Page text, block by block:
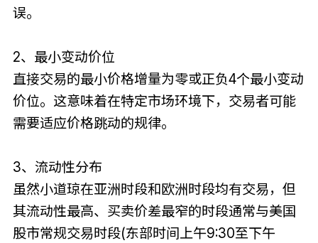
误。
2、最小变动价位
直接交易的最小价格增量为零或正负4个最小变动
价位。这意味着在特定市场环境下，交易者可能
需要适应价格跳动的规律。
3、流动性分布
虽然小道琼在亚洲时段和欧洲时段均有交易，但
其流动性最高、买卖价差最窄的时段通常与美国
股市常规交易时段(东部时间上午9:30至下午